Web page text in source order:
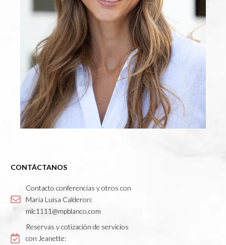
CONTÁCTANOS
Contacto conferencias y otros con
Maria Luisa Calderon:
mlc1111@mpblanco.com
Reservas y cotización de servicios
con Jeanette: